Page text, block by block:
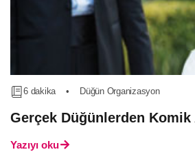
6 dakika • Düğün Organizasyon
Gerçek Düğünlerden Komik
Yazıyı oku